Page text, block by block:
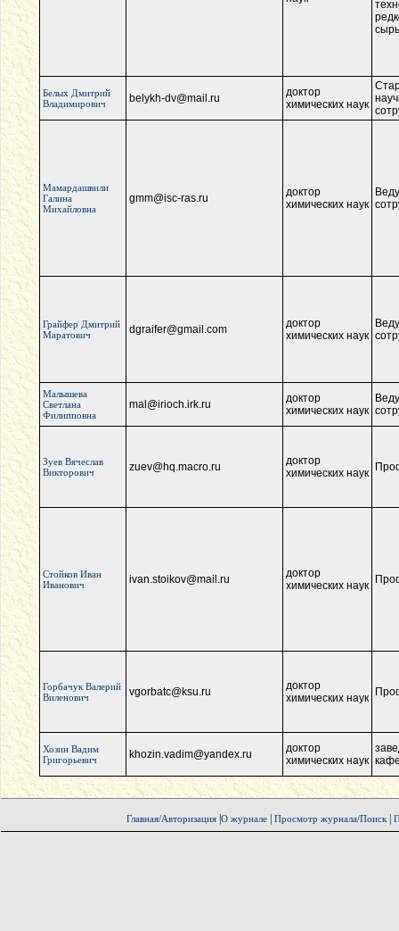
Белых Дмитрий
Владимирович
belykh-dv@mail.ru
доктор
химических наук
Мамардашвили
Галина
Михайловна
gmm@isc-ras.ru
доктор
химических наук
Грайфер Дмитрий
Маратович
dgraifer@gmail.com
доктор
химических наук
Малышева
Светлана
Филипповна
mal@irioch.irk.ru
доктор
химических наук
Зуев Вячеслав
Викторович
zuev@hq.macro.ru
доктор
химических наук
Стойков Иван
Иванович
ivan.stoikov@mail.ru
доктор
химических наук
Горбачук Валерий
Виленович
vgorbatc@ksu.ru
доктор
химических наук
Хозин Вадим
Григорьевич
khozin.vadim@yandex.ru
доктор
химических наук
Главная/Авторизация| О журнале| Просмотр журнала/Поиск|